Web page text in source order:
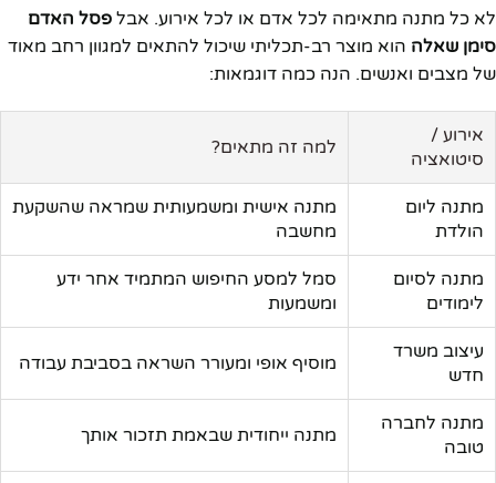
לא כל מתנה מתאימה לכל אדם או לכל אירוע. אבל פסל האדם
סימן שאלה הוא מוצר רב-תכליתי שיכול להתאים למגוון רחב מאוד
של מצבים ואנשים. הנה כמה דוגמאות:
אירוע /
סיטואציה
למה זה מתאים?
מתנה ליום
הולדת
מתנה אישית ומשמעותית שמראה שהשקעת
מחשבה
מתנה לסיום
לימודים
סמל למסע החיפוש המתמיד אחר ידע
ומשמעות
עיצוב משרד
חדש
מוסיף אופי ומעורר השראה בסביבת עבודה
מתנה לחברה
טובה
מתנה ייחודית שבאמת תזכור אותך